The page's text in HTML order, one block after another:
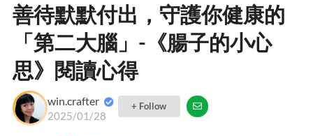
善待默默付出，守護你健康的
「第二大腦」-《腸子的小心
思》閱讀心得
win.crafter
2025/01/28
+ Follow